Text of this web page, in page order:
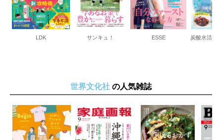
LDK サンキュ！ ESSE 炭酸水活用
世界文化社 の人気雑誌